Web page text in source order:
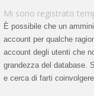
Mi sono registrato
È possibile che un
account per qualche
account degli utenti che
grandezza del database.
e cerca di farti